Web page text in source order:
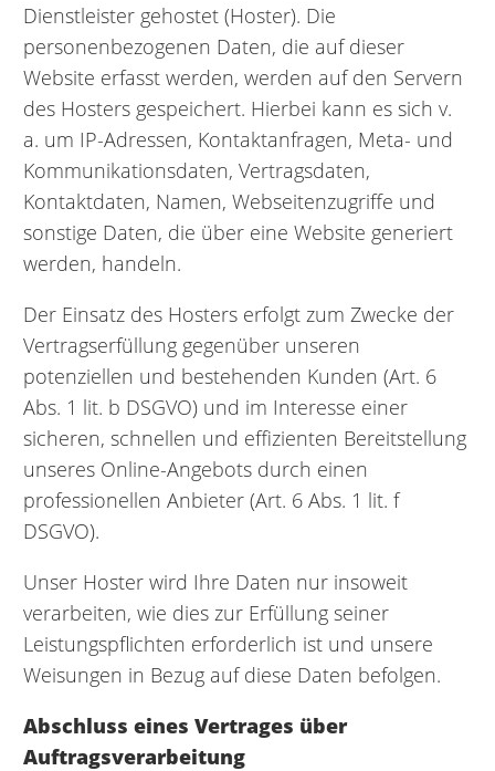
Dienstleister gehostet (Hoster). Die
personenbezogenen Daten, die auf dieser
Website erfasst werden, werden auf den Servern
des Hosters gespeichert. Hierbei kann es sich v.
a. um IP-Adressen, Kontaktanfragen, Meta- und
Kommunikationsdaten, Vertragsdaten,
Kontaktdaten, Namen, Webseitenzugriffe und
sonstige Daten, die über eine Website generiert
werden, handeln.
Der Einsatz des Hosters erfolgt zum Zwecke der
Vertragserfüllung gegenüber unseren
potenziellen und bestehenden Kunden (Art. 6
Abs. 1 lit. b DSGVO) und im Interesse einer
sicheren, schnellen und effizienten Bereitstellung
unseres Online-Angebots durch einen
professionellen Anbieter (Art. 6 Abs. 1 lit. f
DSGVO).
Unser Hoster wird Ihre Daten nur insoweit
verarbeiten, wie dies zur Erfüllung seiner
Leistungspflichten erforderlich ist und unsere
Weisungen in Bezug auf diese Daten befolgen.
Abschluss eines Vertrages über
Auftragsverarbeitung